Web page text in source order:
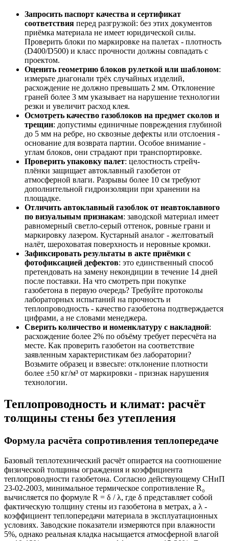
Запросить паспорт качества и сертификат
соответствия перед разгрузкой: без этих документов
приёмка материала не имеет юридической силы.
Проверить блоки по маркировке на палетах - плотность
(D400/D500) и класс прочности должны совпадать с
проектом.
Оценить геометрию блоков рулеткой или шаблоном:
измерьте диагонали трёх случайных изделий,
расхождение не должно превышать 2 мм. Отклонение
граней более 3 мм указывает на нарушение технологии
резки и увеличит расход клея.
Осмотреть качество газоблоков на предмет сколов и
трещин: допустимы единичные повреждения глубиной
до 5 мм на ребре, но сквозные дефекты или отслоения -
основание для возврата партии. Особое внимание -
углам блоков, они страдают при транспортировке.
Проверить упаковку палет: целостность стрейч-
плёнки защищает автоклавный газобетон от
атмосферной влаги. Разрывы более 10 см требуют
дополнительной гидроизоляции при хранении на
площадке.
Отличить автоклавный газоблок от неавтоклавного
по визуальным признакам: заводской материал имеет
равномерный светло-серый оттенок, ровные грани и
маркировку лазером. Кустарный аналог - желтоватый
налёт, шероховатая поверхность и неровные кромки.
Зафиксировать результаты в акте приёмки с
фотофиксацией дефектов: это единственный способ
претендовать на замену некондиции в течение 14 дней
после поставки. На что смотреть при покупке
газобетона в первую очередь? Требуйте протоколы
лабораторных испытаний на прочность и
теплопроводность - качество газобетона подтверждается
цифрами, а не словами менеджера.
Сверить количество и номенклатуру с накладной:
расхождение более 2% по объёму требует пересчёта на
месте. Как проверить газобетон на соответствие
заявленным характеристикам без лаборатории?
Возьмите образец и взвесьте: отклонение плотности
более ±50 кг/м³ от маркировки - признак нарушения
технологии.
Теплопроводность и климат: расчёт
толщины стены без утепления
Формула расчёта сопротивления теплопередаче
Базовый теплотехнический расчёт опирается на соотношение
физической толщины ограждения и коэффициента
теплопроводности газобетона. Согласно действующему СНиП
23-02-2003, минимальное термическое сопротивление R₀
вычисляется по формуле R = δ / λ, где δ представляет собой
фактическую толщину стены из газобетона в метрах, а λ -
коэффициент теплопередачи материала в эксплуатационных
условиях. Заводские показатели измеряются при влажности
5%, однако реальная кладка насыщается атмосферной влагой